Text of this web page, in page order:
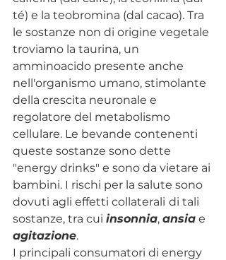
té) e la teobromina (dal cacao). Tra
le sostanze non di origine vegetale
troviamo la taurina, un
amminoacido presente anche
nell'organismo umano, stimolante
della crescita neuronale e
regolatore del metabolismo
cellulare. Le bevande contenenti
queste sostanze sono dette
"energy drinks" e sono da vietare ai
bambini. I rischi per la salute sono
dovuti agli effetti collaterali di tali
sostanze, tra cui insonnia, ansia e
agitazione.
I principali consumatori di energy